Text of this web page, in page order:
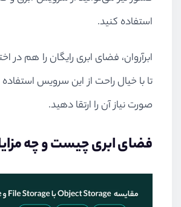
استفاده کنید.
ابرآروان، فضای ابری رایگان را هم در
تا با خیال راحت از این سرویس
صورت نیاز آن را ارتقا دهید.
فضای ابری چیست و چه